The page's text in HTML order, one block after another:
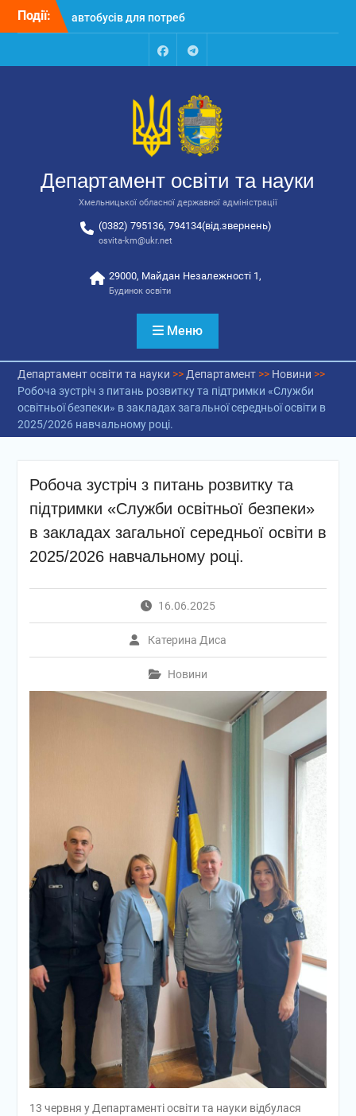
Перейти
Події:
Відбулося засідання
колегії Департаменту
освіти та науки обласної
державної адміністрації
відповідальних за
національно-патріотичне
автобусів для потреб
закладів освіти
FacebookTalegram
Департамент освіти та науки
Хмельницької обласної державної адміністрації
(0382) 795136, 794134(від.звернень)
osvita-km@ukr.net
29000, Майдан Незалежності 1,
Будинок освіти
Меню
Департамент освіти та науки >> Департамент>> Новини >>
Робоча зустріч з питань розвитку та підтримки «Служби
освітньої безпеки» в закладах загальної середньої освіти в
2025/2026 навчальному році.
Робоча зустріч з питань розвитку та
підтримки «Служби освітньої безпеки»
в закладах загальної середньої освіти в
2025/2026 навчальному році.
16.06.2025
Катерина Диса
Новини
13 червня у Департаменті освіти та науки відбулася